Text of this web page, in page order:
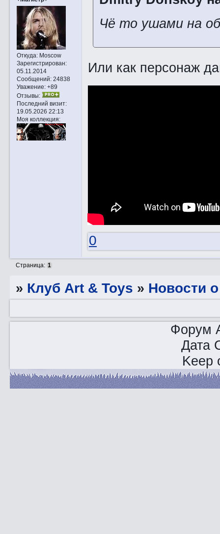
Откуда:Moscow
Зарегистрирован:
05.11.2014
Сообщений:24838
Уважение: +89
Отзывы:
Последний визит:
19.05.2026 22:13
Моя коллекция:
Чё то ушами на
Или как персонаж
0
Страница: 1
» Клуб Art & Toys » Новости
Форум
Дата
Keep